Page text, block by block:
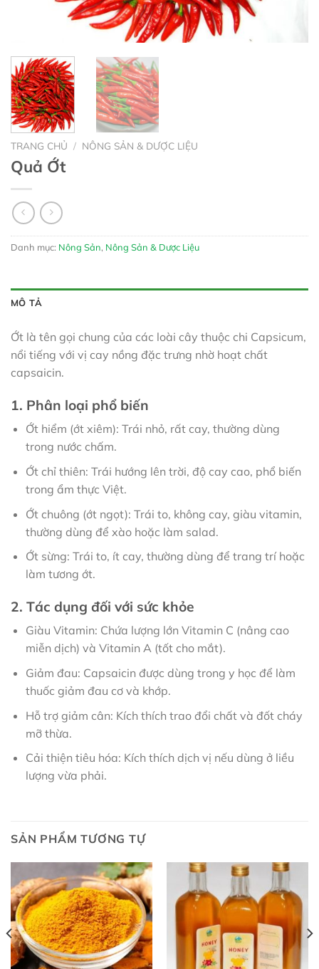
TRANG CHỦ / NÔNG SẢN & DƯỢC LIỆU
Quả Ớt
Danh mục: Nông Sản, Nông Sản & Dược Liệu
MÔ TẢ
Ớt là tên gọi chung của các loài cây thuộc chi Capsicum,
nổi tiếng với vị cay nồng đặc trưng nhờ hoạt chất
capsaicin.
1. Phân loại phổ biến
Ớt hiểm (ớt xiêm): Trái nhỏ, rất cay, thường dùng
trong nước chấm.
Ớt chỉ thiên: Trái hướng lên trời, độ cay cao, phổ biến
trong ẩm thực Việt.
Ớt chuông (ớt ngọt): Trái to, không cay, giàu vitamin,
thường dùng để xào hoặc làm salad.
Ớt sừng: Trái to, ít cay, thường dùng để trang trí hoặc
làm tương ớt.
2. Tác dụng đối với sức khỏe
Giàu Vitamin: Chứa lượng lớn Vitamin C (nâng cao
miễn dịch) và Vitamin A (tốt cho mắt).
Giảm đau: Capsaicin được dùng trong y học để làm
thuốc giảm đau cơ và khớp.
Hỗ trợ giảm cân: Kích thích trao đổi chất và đốt cháy
mỡ thừa.
Cải thiện tiêu hóa: Kích thích dịch vị nếu dùng ở liều
lượng vừa phải.
SẢN PHẨM TƯƠNG TỰ